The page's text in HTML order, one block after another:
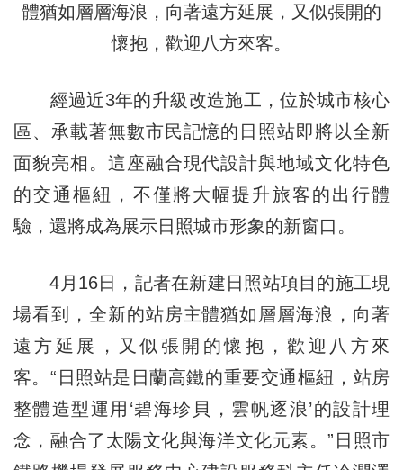
體猶如層層海浪，向著遠方延展，又似張開的
懷抱，歡迎八方來客。
經過近3年的升級改造施工，位於城市核心
區、承載著無數市民記憶的日照站即將以全新
面貌亮相。這座融合現代設計與地域文化特色
的交通樞紐，不僅將大幅提升旅客的出行體
驗，還將成為展示日照城市形象的新窗口。
4月16日，記者在新建日照站項目的施工現
場看到，全新的站房主體猶如層層海浪，向著
遠方延展，又似張開的懷抱，歡迎八方來
客。“日照站是日蘭高鐵的重要交通樞紐，站房
整體造型運用‘碧海珍貝，雲帆逐浪’的設計理
念，融合了太陽文化與海洋文化元素。”日照市